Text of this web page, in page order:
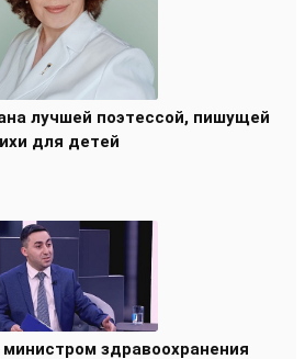
лучшей поэтессой, пишущей
для детей
министром здравоохранения